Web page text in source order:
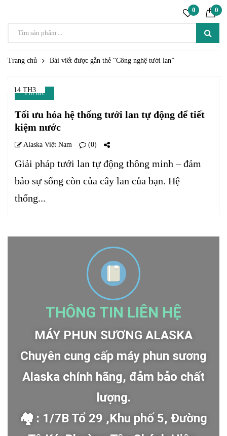
0 0
Trang chủ Bài viết được gắn thẻ “Công nghệ tưới lan”
14 TH3
Tin tức
Tối ưu hóa hệ thống tưới lan tự động để tiết
kiệm nước
Alaska Việt Nam (0)
Giải pháp tưới lan tự động thông minh – đảm
bảo sự sống còn của cây lan của bạn. Hệ
thống...
THÔNG TIN LIÊN HỆ
MÁY PHUN SƯƠNG ALASKA
Chuyên cung cấp máy phun sương
Alaska chính hãng, đảm bảo chất
lượng.
🏘 : 1/7B Tổ 29 ,Khu phố 5, Đường